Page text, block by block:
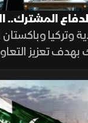
المشترك..
وباكستان
بهدف تعزيز
وتطوير القدرات
الإقليمي ويرفع